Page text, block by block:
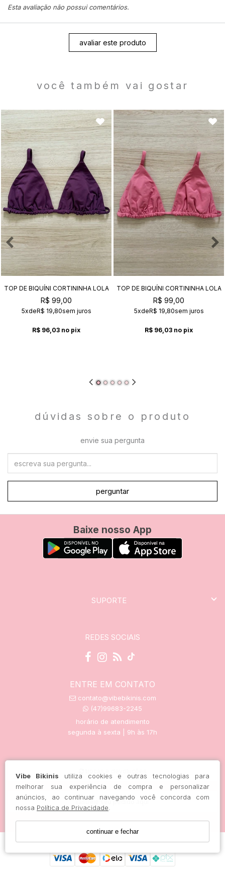
Vibe Bikinis utiliza cookies e outras tecnologias para
melhorar sua experiência de compra e personalizar
anúncios, ao continuar navegando você concorda com
nossa Política de Privacidade.
continuar e fechar
Esta avaliação não possui comentários.
avaliar este produto
você também vai gostar
TOP DE BIQUÍNI CORTININHA LOLA
AMETISTA
R$ 99,00
5xdeR$ 19,80sem juros
R$ 96,03 no pix
TOP DE BIQUÍNI CORTININHA LOLA
CHICLETE
R$ 99,00
5xdeR$ 19,80sem juros
R$ 96,03 no pix
dúvidas sobre o produto
envie sua pergunta
perguntar
Baixe nosso App
SUPORTE
REDES SOCIAIS
ENTRE EM CONTATO
contato@vibebikinis.com
(47)99683-2245
horário de atendimento
segunda à sexta | 9h às 17h
rastreie seu pedido aqui